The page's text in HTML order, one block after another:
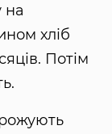
на
хліб
Потім